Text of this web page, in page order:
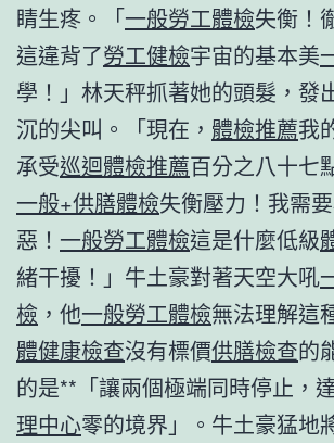
睛生疼。「一般勞工體檢失衡！
這違背了勞工健檢宇宙的基本美
學！」林天秤抓著她的頭髮，發
沉的尖叫。「現在， 體檢推薦我
承受巡迴體檢推薦百分之八十七
一般+供膳體檢失衡壓力！我需
惡！ 一般勞工體檢這是什麼低級
緒干擾！」牛土豪對著天空大吼
檢 ，他一般勞工體檢無法理解這
體健康檢查沒有標價供膳檢查的
的是**「讓兩個極端同時停止，
理中心零的境界」。牛土豪猛地